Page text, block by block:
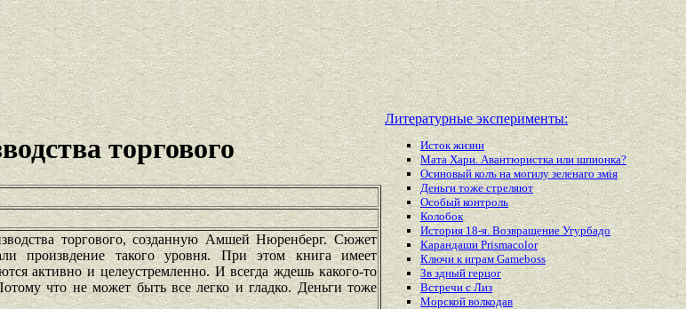
торгового
торгового, созданную Амшей Нюренберг. Сюжет
произвдение такого уровня. При этом книга имеет
активно и целеустремленно. И всегда ждешь какого-то
что не может быть все легко и гладко. Деньги тоже
Литературные эксперименты:
Исток жизни
Мата Хари. Авантюристка или шпионка?
Осиновый колъ на могилу зеленаго змiя
Деньги тоже стреляют
Особый контроль
Колобок
История 18-я. Возвращение Угурбадо
Карандаши Prismacolor
Ключи к играм Gameboss
Зв здный герцог
Встречи с Лиз
Морской волкодав